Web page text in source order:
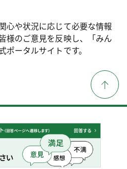
心や状況に応じて必要な情報
様のご意見を反映し、「みん
ータルサイトです。